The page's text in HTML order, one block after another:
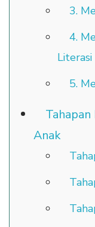
3.
4.
Literasi
5.
Anak